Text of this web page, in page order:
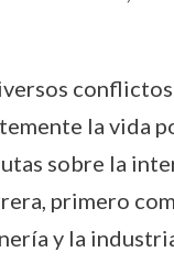
la vida
sobre la
primero
y la